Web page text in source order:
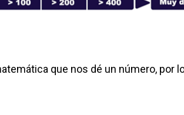
que nos dé un número, por